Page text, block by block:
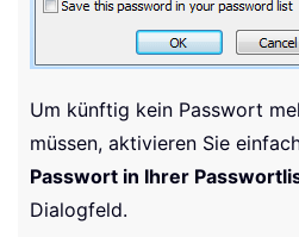
Um künftig kein Passwort
müssen, aktivieren Sie
Passwort in Ihrer
Dialogfeld.